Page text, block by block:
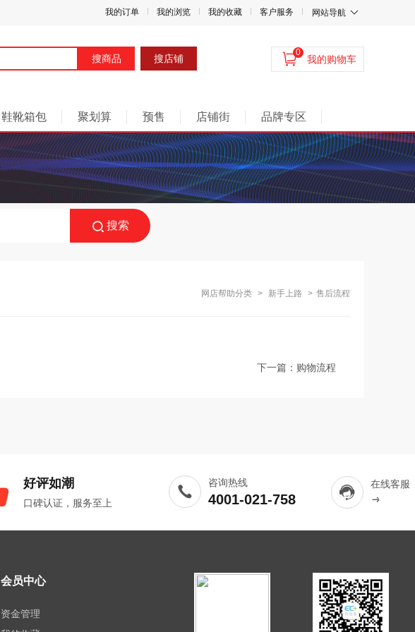
我的订单 我的浏览 我的收藏 客户服务 网站导航
搜商品 搜店铺 我的购物车
0
鞋靴箱包 聚划算 预售 店铺街 品牌专区
搜索
网店帮助分类 > 新手上路 > 售后流程
下一篇： 购物流程
好评如潮
口碑认证，服务至上
咨询热线
4001-021-758
在线客服
会员中心
资金管理